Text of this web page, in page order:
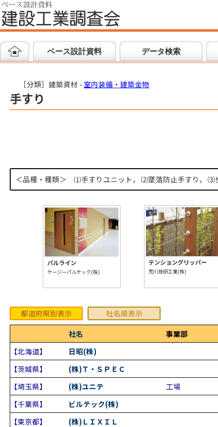
ベース設計資料 データ検索
［分類］建築資材 - 室内装備・建築金物
手すり
＜品種・種類＞ ⑴手すりユニット， ⑵墜落防止手すり， ⑶
パルライン
ケージーパルテック(株)
テンショングリッパー
荒川技研工業(株)
都道府県別表示
社名順表示
社名
事業部
【北海道】
日昭(株)
【茨城県】
(株)Ｔ・ＳＰＥＣ
【埼玉県】
(株)ユニテ
工場
【千葉県】
ビルテック(株)
【東京都】
(株)ＬＩＸＩＬ